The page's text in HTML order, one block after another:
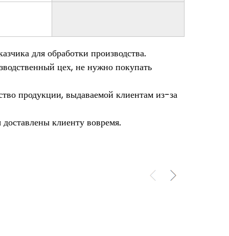
для обработки производства.
цех, не нужно покупать
продукции, выдаваемой клиентам из-за
клиенту вовремя.